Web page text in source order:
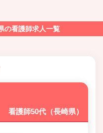
の看護師求人一覧
看護師50代（長崎県）